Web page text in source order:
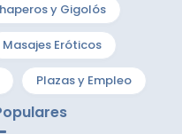
y Gigolós
Masajes Eróticos
Plazas y Empleo